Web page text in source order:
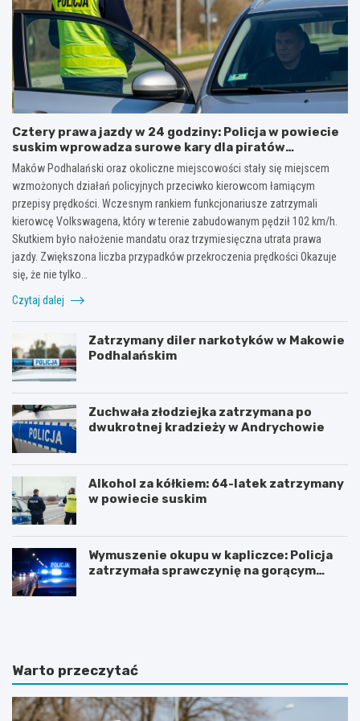
Cztery prawa jazdy w 24 godziny: Policja w powiecie
suskim wprowadza surowe kary dla piratów
drogowych!
Maków Podhalański oraz okoliczne miejscowości stały się miejscem
wzmożonych działań policyjnych przeciwko kierowcom łamiącym
przepisy prędkości. Wczesnym rankiem funkcjonariusze zatrzymali
kierowcę Volkswagena, który w terenie zabudowanym pędził 102 km/h.
Skutkiem było nałożenie mandatu oraz trzymiesięczna utrata prawa
jazdy. Zwiększona liczba przypadków przekroczenia prędkości Okazuje
się, że nie tylko…
Czytaj dalej
Zatrzymany diler narkotyków w Makowie
Podhalańskim
Zuchwała złodziejka zatrzymana po
dwukrotnej kradzieży w Andrychowie
Alkohol za kółkiem: 64-latek zatrzymany
w powiecie suskim
Wymuszenie okupu w kapliczce: Policja
zatrzymała sprawczynię na gorącym
Z
n
y
w
z
Z
s
k
o
t
Warto przeczytać